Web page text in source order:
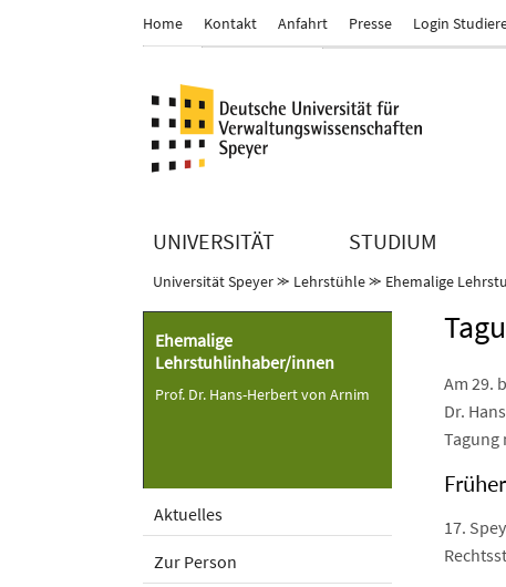
Home Kontakt Anfahrt Presse Login
UNIVERSITÄT STUDIUM
Universität Speyer⪼ Lehrstühle⪼ Ehemalige
Ehemalige
Lehrstuhlinhaber/innen
Prof. Dr. Hans-Herbert von Arnim
Aktuelles
Zur Person
Am 29.
Dr.
Tagung
17.